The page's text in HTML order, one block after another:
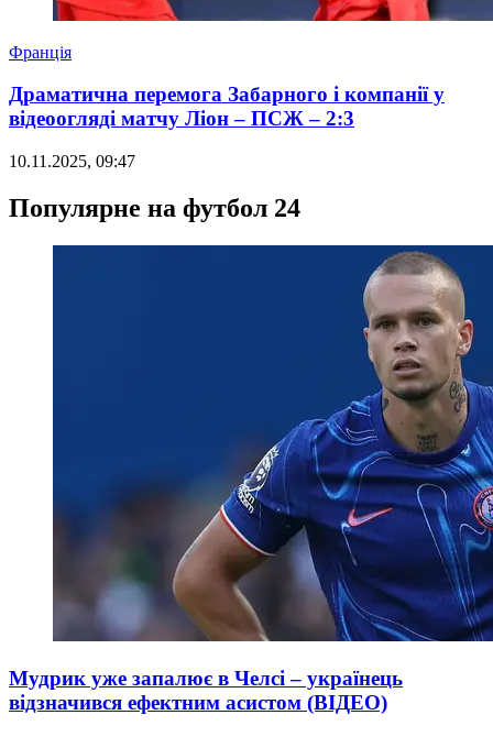
Франція
Драматична перемога Забарного і компанії у
відеоогляді матчу Ліон – ПСЖ – 2:3
10.11.2025, 09:47
Популярне на футбол 24
Мудрик уже запалює в Челсі – українець
відзначився ефектним асистом (ВІДЕО)